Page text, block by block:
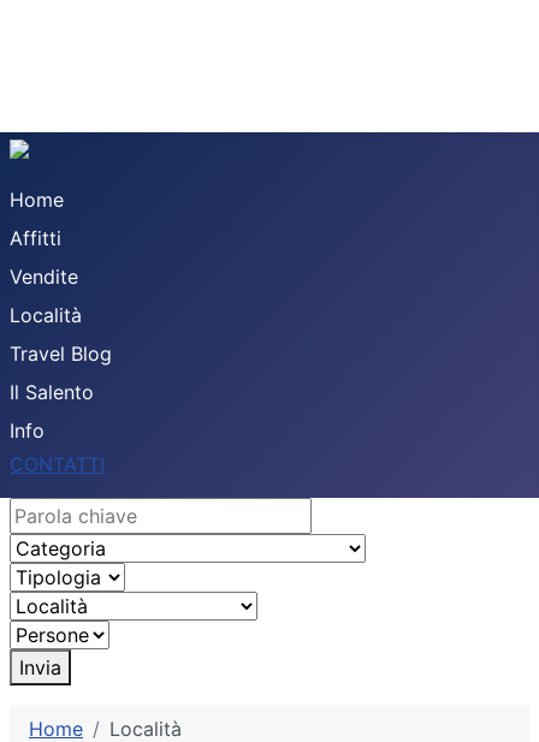
Home
Affitti
Vendite
Località
Travel Blog
Il Salento
Info
CONTATTI
Invia
Home Località